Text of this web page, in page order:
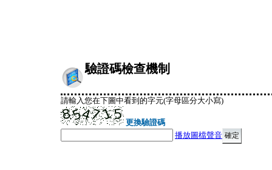
驗證碼檢查機制
請輸入您在下圖中看到的字元(字母區分大小寫)
更換驗證碼
播放圖檔聲音